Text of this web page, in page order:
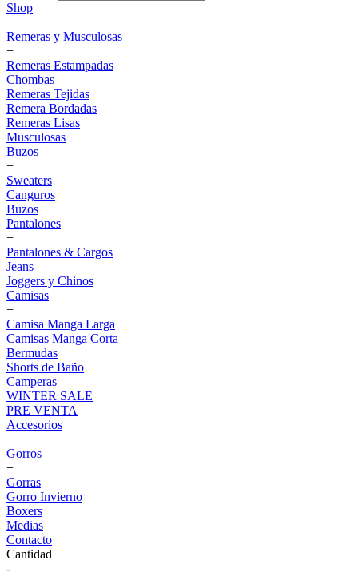
Shop
+
Remeras y Musculosas
+
Remeras Estampadas
Chombas
Remeras Tejidas
Remera Bordadas
Remeras Lisas
Musculosas
Buzos
+
Sweaters
Canguros
Buzos
Pantalones
+
Pantalones & Cargos
Jeans
Joggers y Chinos
Camisas
+
Camisa Manga Larga
Camisas Manga Corta
Bermudas
Shorts de Baño
Camperas
WINTER SALE
PRE VENTA
Accesorios
+
Gorros
+
Gorras
Gorro Invierno
Boxers
Medias
Contacto
Cantidad
-